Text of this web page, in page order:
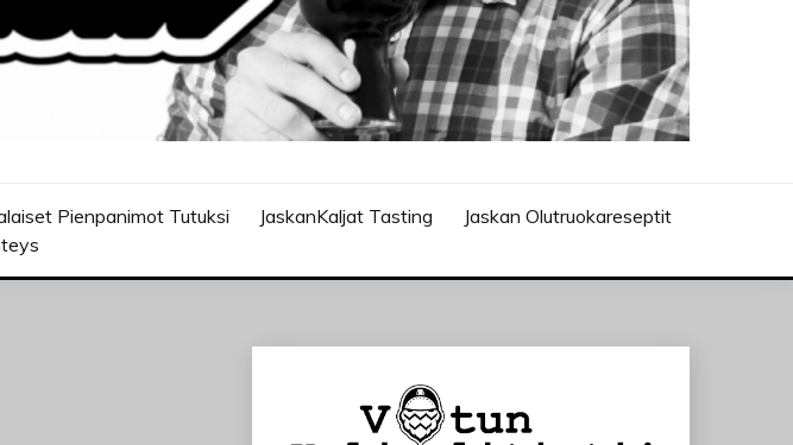
Pienpanimot Tutuksi JaskanKaljat Tasting
Jaskan Olutruokareseptit